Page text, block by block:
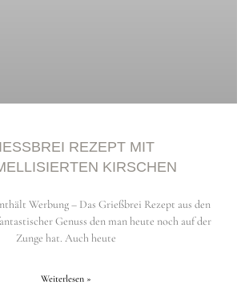
REZEPT MIT K
KIRSCHEN
Werbung – Das Grießbrei Rezept aus den
Genuss den man heute noch auf der
Zunge hat. Auch heute
Weiterlesen »